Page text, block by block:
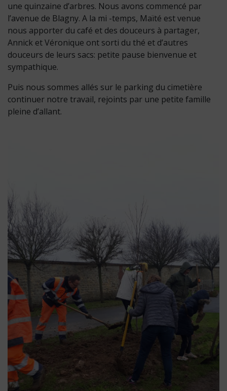
une quinzaine d’arbres. Nous avons commencé par
l’avenue de Blagny. A la mi -temps, Maïté est venue
nous apporter du café et des douceurs à partager,
Annick et Véronique ont sorti du thé et d’autres
douceurs de leurs sacs: petite pause bienvenue et
sympathique.
Puis nous sommes allés sur le parking du cimetière
continuer notre travail, rejoints par une petite famille
pleine d’allant.